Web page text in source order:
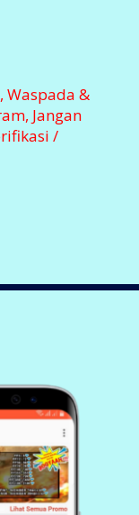
Via Aplikasi